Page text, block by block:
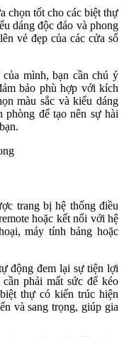
chọn tốt cho các biệt thự
dáng độc đáo và phong
vẻ đẹp của các cửa sổ
mình, bạn cần chú ý
bảo phù hợp với kích
màu sắc và kiểu dáng
phòng để tạo nên sự hài
trang bị hệ thống điều
hoặc kết nối với hệ
máy tính bảng hoặc
động đem lại sự tiện lợi
phải mất sức để kéo
thự có kiến trúc hiện
và sang trọng, giúp gia